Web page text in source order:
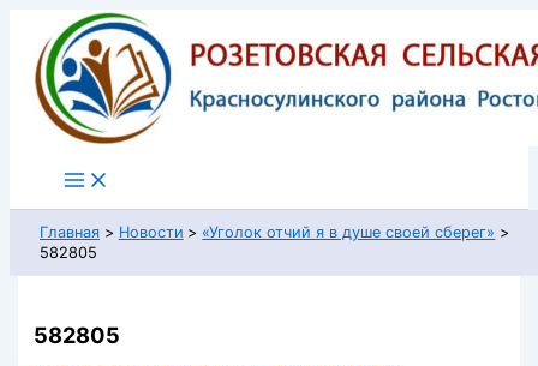
Перейти
содержимому
Главная Новости
«Уголок отчий я в душе своей сберег»
582805
582805